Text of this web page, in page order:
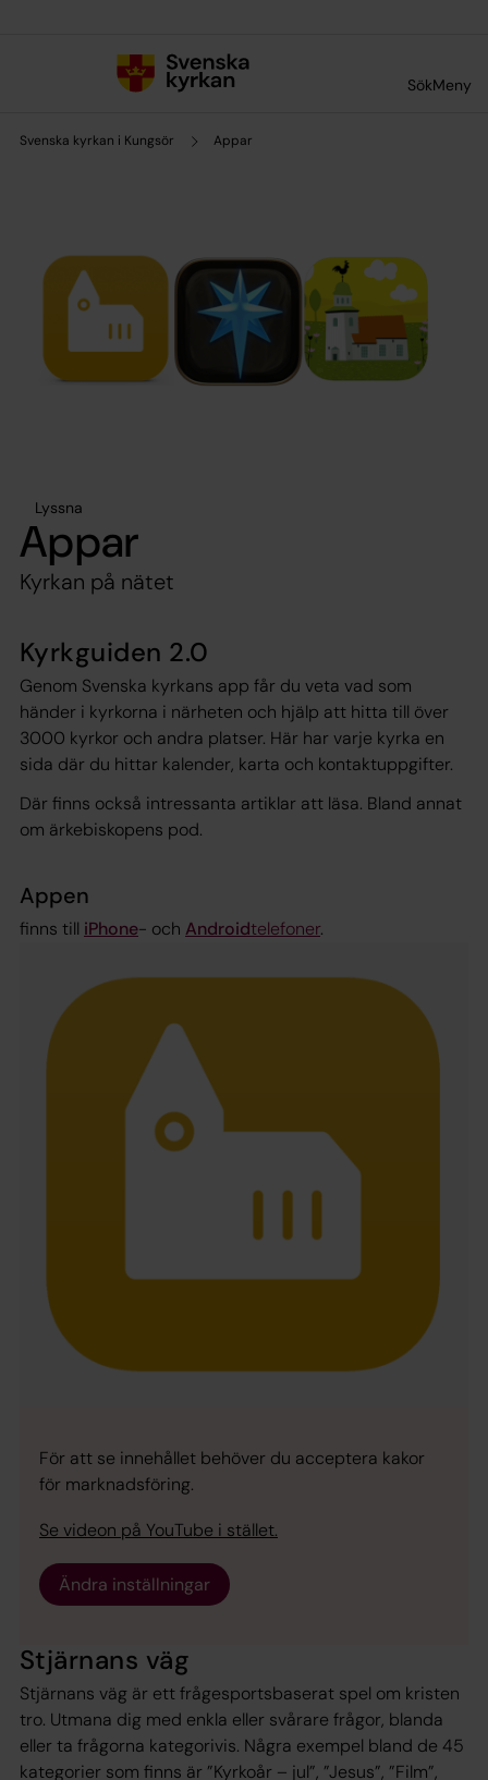
SökMeny
Svenska kyrkan i Kungsör Appar
Lyssna
Appar
Kyrkan på nätet
Kyrkguiden 2.0
Genom Svenska kyrkans app får du veta vad som
händer i kyrkorna i närheten och hjälp att hitta till över
3000 kyrkor och andra platser. Här har varje kyrka en
sida där du hittar kalender, karta och kontaktuppgifter.
Där finns också intressanta artiklar att läsa. Bland annat
om ärkebiskopens pod.
Appen
finns till iPhone- och Androidtelefoner.
För att se innehållet behöver du acceptera kakor
för marknadsföring.
Se videon på YouTube i stället.
Ändra inställningar
Stjärnans väg
Stjärnans väg är ett frågesportsbaserat spel om kristen
tro. Utmana dig med enkla eller svårare frågor, blanda
eller ta frågorna kategorivis. Några exempel bland de 45
kategorier som finns är ”Kyrkoår – jul”, ”Jesus”, ”Film”,